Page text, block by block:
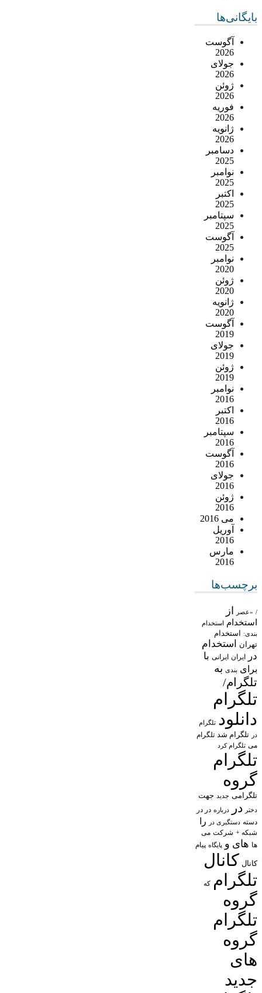
بایگانی‌ها
آگوست
2026
جولای
2026
ژوئن
2026
فوریه
2026
ژانویه
2026
دسامبر
2025
نوامبر
2025
اکتبر
2025
سپتامبر
2025
آگوست
2025
نوامبر
2020
ژوئن
2020
ژانویه
2020
آگوست
2019
جولای
2019
ژوئن
2019
نوامبر
2016
اکتبر
2016
سپتامبر
2016
آگوست
2016
جولای
2016
ژوئن
2016
می 2016
آوریل
2016
مارس
2016
برچسب‌ها
/ «عصر از
استخدام استخدام
بندی: استخدام
تهران
استخدام
در
ایران ایرانی با
برای بندی به
تلگرام/
تلگرام
دانلود تلگرام
در تلگرام شد تلگرام
می تلگرام کرد
تلگرام
گروه
تلگرامی جدید جهت
دختر در درباره در در
دسته دستگیری در را
شبکه + شرکت می
ها های و پایگاه پیام
کانال کانال
تلگرام که
گروه
تلگرام
گروه
های
جدید